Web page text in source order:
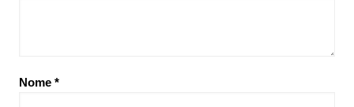
Nome *